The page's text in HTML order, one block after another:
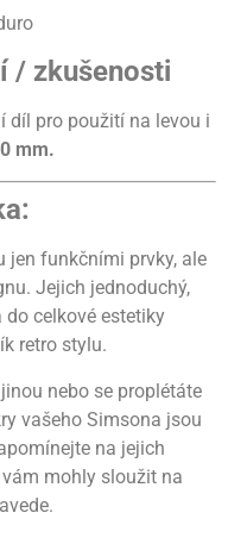
/ zkušenosti
díl pro použití na levou i
mm.
jen funkčními prvky, ale
Jejich jednoduchý,
celkové estetiky
retro stylu.
nebo se proplétáte
vašeho Simsona jsou
na jejich
mohly sloužit na